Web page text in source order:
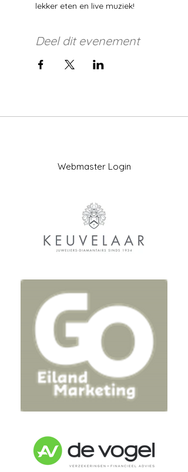
lekker eten en live muziek!
Deel dit evenement
Webmaster Login